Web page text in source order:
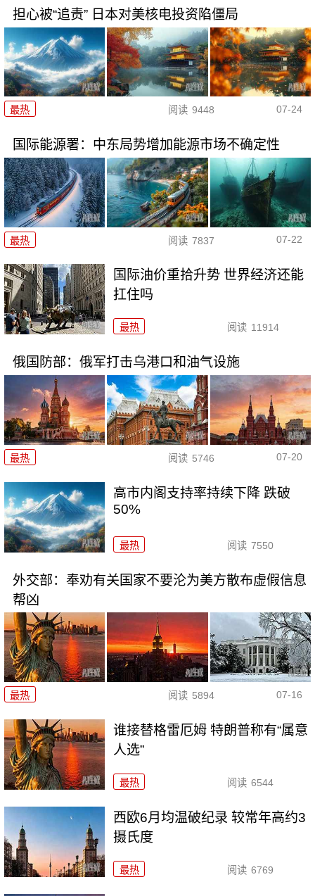
担心被“追责” 日本对美核电投资陷僵局
最热 阅读 9448 07-24
国际能源署：中东局势增加能源市场不确定性
最热 阅读 7837 07-22
国际油价重拾升势 世界经济还能
扛住吗
最热 阅读 11914
俄国防部：俄军打击乌港口和油气设施
最热 阅读 5746 07-20
高市内阁支持率持续下降 跌破
50%
最热 阅读 7550
外交部：奉劝有关国家不要沦为美方散布虚假信息
帮凶
最热 阅读 5894 07-16
谁接替格雷厄姆 特朗普称有“属意
人选”
最热 阅读 6544
西欧6月均温破纪录 较常年高约3
摄氏度
最热 阅读 6769